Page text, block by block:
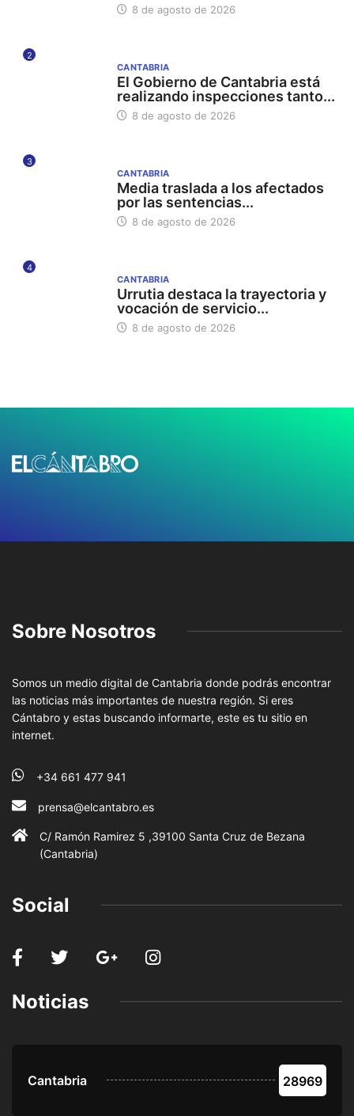
8 de agosto de 2026
2
CANTABRIA
El Gobierno de Cantabria está
realizando inspecciones tanto...
8 de agosto de 2026
3
CANTABRIA
Media traslada a los afectados
por las sentencias...
8 de agosto de 2026
4
CANTABRIA
Urrutia destaca la trayectoria y
vocación de servicio...
8 de agosto de 2026
Sobre Nosotros
Somos un medio digital de Cantabria donde podrás encontrar
las noticias más importantes de nuestra región. Si eres
Cántabro y estas buscando informarte, este es tu sitio en
internet.
+34 661 477 941
prensa@elcantabro.es
C/ Ramón Ramirez 5 ,39100 Santa Cruz de Bezana
(Cantabria)
Social
Noticias
Cantabria 28969